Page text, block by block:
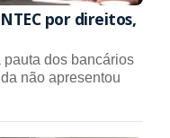
por direitos,
dos bancários
não apresentou